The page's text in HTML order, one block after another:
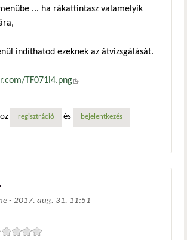
... ha rákattintasz valamelyik
indíthatod ezeknek az átvizsgálását.
TF071i4.png(külső hivatkozás)
regisztráció és bejelentkezés
- 2017. aug. 31. 11:51